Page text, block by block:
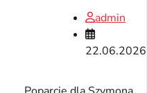
admin
22.06.2026